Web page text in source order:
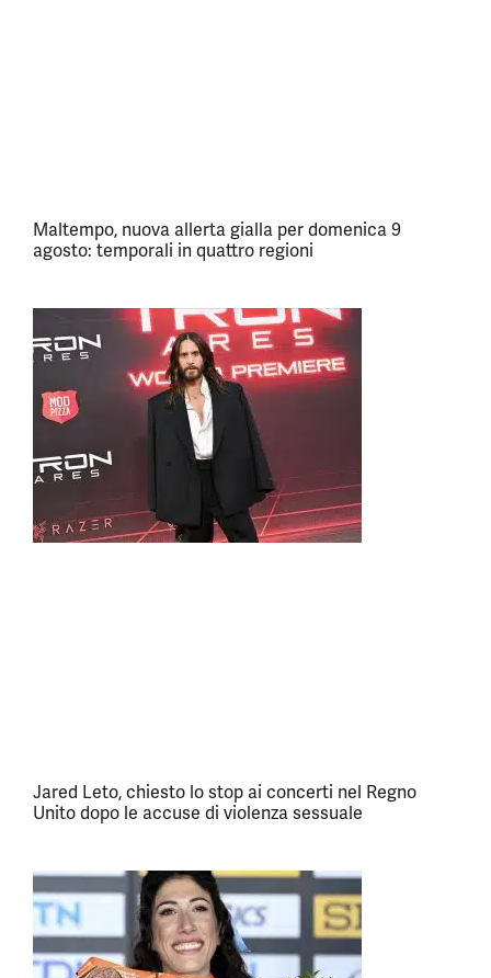
Maltempo, nuova allerta gialla per domenica 9
agosto: temporali in quattro regioni
Jared Leto, chiesto lo stop ai concerti nel Regno
Unito dopo le accuse di violenza sessuale